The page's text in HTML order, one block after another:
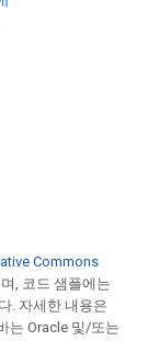
Commons
, 코드 샘플에는
. 자세한 내용은
는 Oracle 및/또는